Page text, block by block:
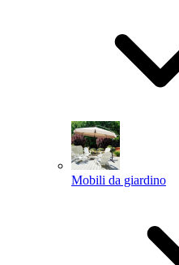
Mobili da giardino